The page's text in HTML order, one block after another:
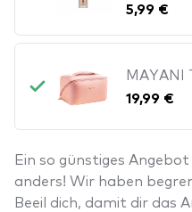
5,99 €
MAYANI
19,99 €
Ein so günstiges
anders! Wir haben
Beeil dich, damit dir das